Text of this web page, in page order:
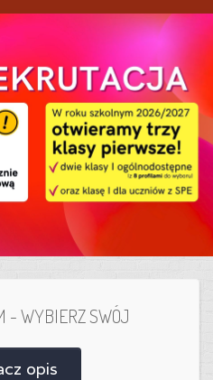
- WYBIERZ SWÓJ
opis